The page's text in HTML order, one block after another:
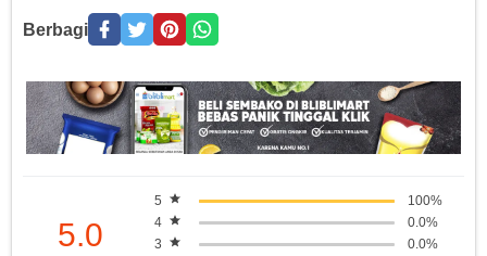
Berbagi
5.0
5
100%
4
0.0%
3
0.0%